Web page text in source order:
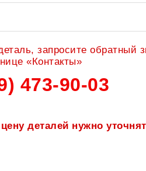
запросите обратный
«Контакты»
473-90-03
деталей нужно